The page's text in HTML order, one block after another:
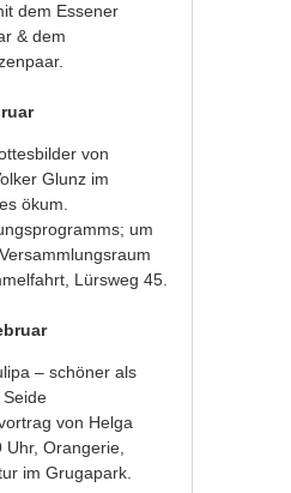
dem Essener
& dem
von
Glunz im
ökum.
um
Lürsweg 45.
– schöner als
von Helga
Uhr, Orangerie,
im Grugapark.